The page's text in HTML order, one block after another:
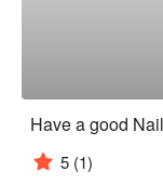
Have a good
5 (1)